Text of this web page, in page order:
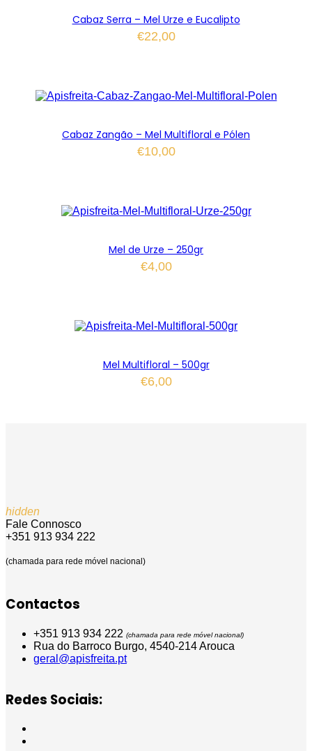
Cabaz Serra – Mel Urze e Eucalipto
€22,00
Cabaz Zangão – Mel Multifloral e Pólen
€10,00
Mel de Urze – 250gr
€4,00
Mel Multifloral – 500gr
€6,00
hidden
Fale Connosco
+351 913 934 222
(chamada para rede móvel nacional)
Contactos
+351 913 934 222 (chamada para rede móvel nacional)
Rua do Barroco Burgo, 4540-214 Arouca
geral@apisfreita.pt
Redes Sociais: